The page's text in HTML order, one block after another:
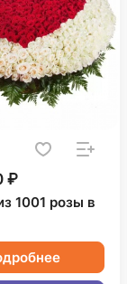
₽
1001 розы в